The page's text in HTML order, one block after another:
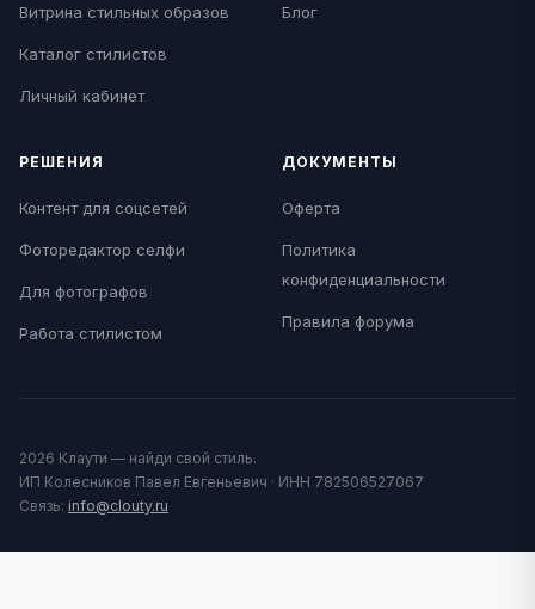
Витрина стильных образов
Каталог стилистов
Личный кабинет
Блог
РЕШЕНИЯ
Контент для соцсетей
Фоторедактор селфи
Для фотографов
Работа стилистом
ДОКУМЕНТЫ
Оферта
Политика
конфиденциальности
Правила форума
2026 Клаути — найди свой стиль.
ИП Колесников Павел Евгеньевич · ИНН 782506527067
Связь: info@clouty.ru